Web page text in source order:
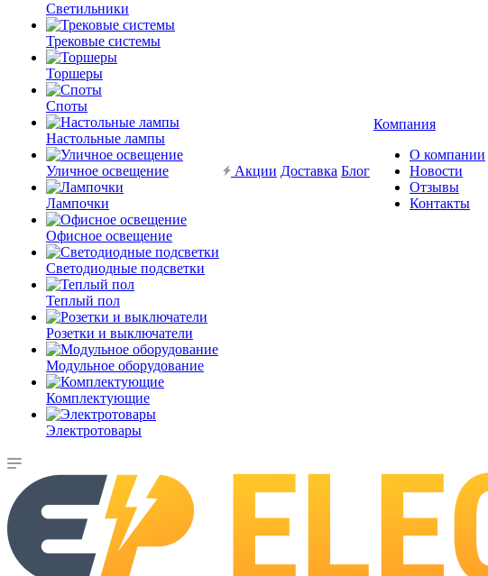
Светильники
Трековые системы
Торшеры
Споты
Настольные лампы
Уличное освещение
Лампочки
Офисное освещение
Светодиодные подсветки
Теплый пол
Розетки и выключатели
Модульное оборудование
Комплектующие
Электротовары
Акции Доставка Блог
Компания
О компании
Новости
Отзывы
Контакты